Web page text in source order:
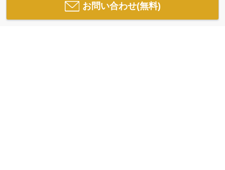
お問い合わせ(無料)